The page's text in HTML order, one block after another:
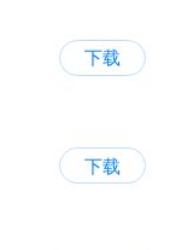
下载
下载